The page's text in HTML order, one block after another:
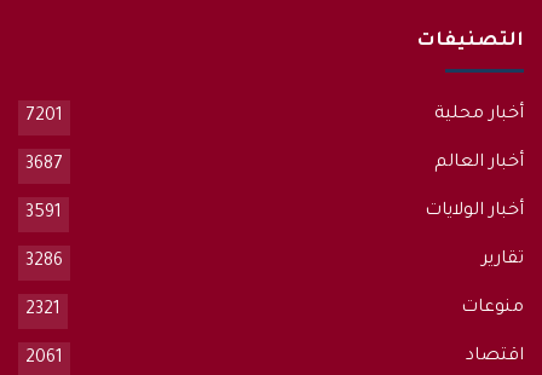
التصنيفات
أخبار محلية 7201
أخبار العالم 3687
أخبار الولايات 3591
تقارير 3286
منوعات 2321
اقتصاد 2061